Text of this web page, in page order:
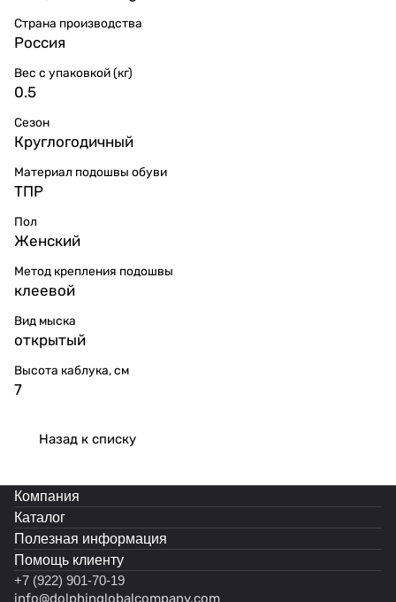
Страна производства
Россия
Вес с упаковкой (кг)
0.5
Сезон
Круглогодичный
Материал подошвы обуви
ТПР
Пол
Женский
Метод крепления подошвы
клеевой
Вид мыска
открытый
Высота каблука, см
7
Назад к списку
Компания
Каталог
Полезная информация
Помощь клиенту
+7 (922) 901-70-19
info@dolphinglobalcompany.com